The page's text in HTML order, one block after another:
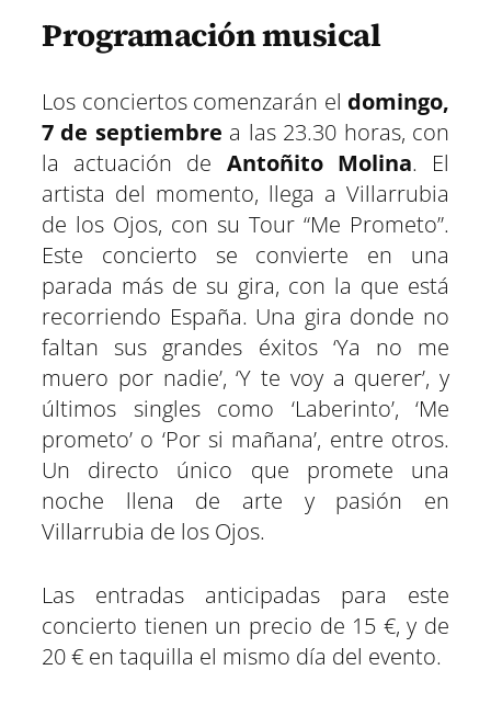
Programación musical
Los conciertos comenzarán el domingo,
7 de septiembre a las 23.30 horas, con
la actuación de Antoñito Molina. El
artista del momento, llega a Villarrubia
de los Ojos, con su Tour “Me Prometo”.
Este concierto se convierte en una
parada más de su gira, con la que está
recorriendo España. Una gira donde no
faltan sus grandes éxitos ‘Ya no me
muero por nadie’, ‘Y te voy a querer’, y
últimos singles como ‘Laberinto’, ‘Me
prometo’ o ‘Por si mañana’, entre otros.
Un directo único que promete una
noche llena de arte y pasión en
Villarrubia de los Ojos.
Las entradas anticipadas para este
concierto tienen un precio de 15 €, y de
20 € en taquilla el mismo día del evento.